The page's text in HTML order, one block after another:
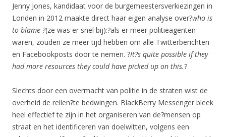
Jenny Jones, kandidaat voor de burgemeestersverkiezingen in
Londen in 2012 maakte direct haar eigen analyse over?who is
to blame ?(ze was er snel bij):?als er meer politieagenten
waren, zouden ze meer tijd hebben om alle Twitterberichten
en Facebookposts door te nemen. ?It?s quite possible if they
had more resources they could have picked up on this.?
Slechts door een overmacht van politie in de straten wist de
overheid de rellen?te bedwingen. BlackBerry Messenger bleek
heel effectief te zijn in het organiseren van de?mensen op
straat en het identificeren van doelwitten, volgens een